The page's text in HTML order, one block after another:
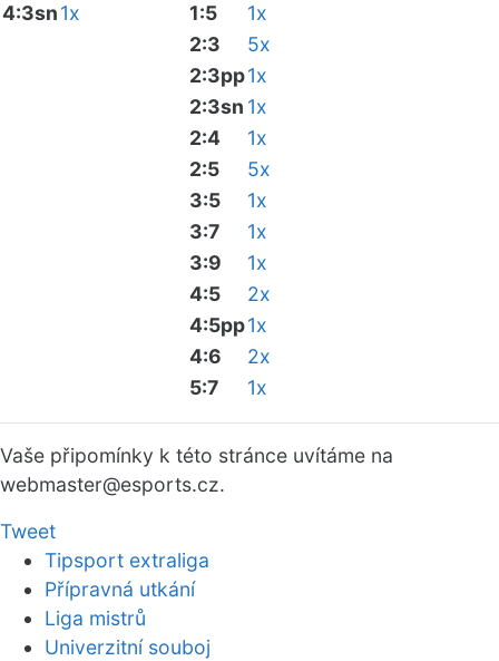
4:3sn1x
1:5
1x
2:3
5x
2:3pp1x
2:3sn 1x
2:4
1x
2:5
5x
3:5
1x
3:7
1x
3:9
1x
4:5
2x
4:5pp1x
4:6
2x
5:7
1x
Vaše připomínky k této stránce uvítáme na
webmaster@esports.cz.
Tweet
Tipsport extraliga
Přípravná utkání
Liga mistrů
Univerzitní souboj